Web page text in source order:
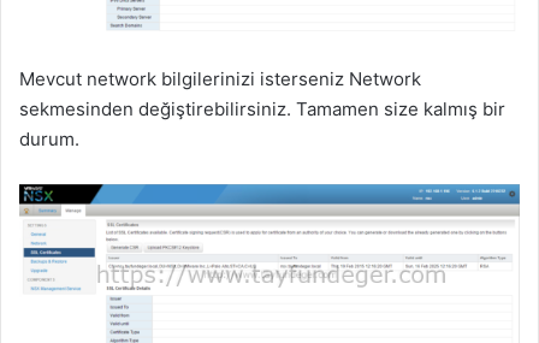
Mevcut network bilgilerinizi isterseniz Network
sekmesinden değiştirebilirsiniz. Tamamen size kalmış bir
durum.